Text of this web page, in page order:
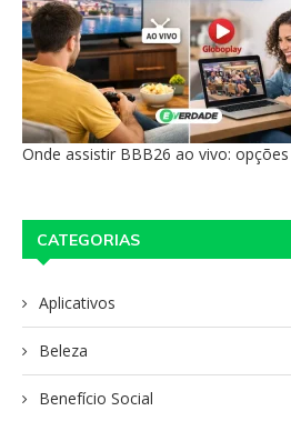
Onde assistir BBB26 ao vivo:
CATEGORIAS
Aplicativos
Beleza
Benefício Social